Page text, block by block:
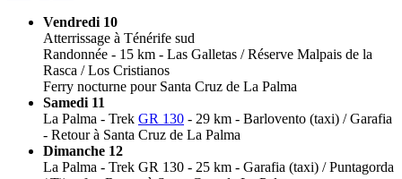
Vendredi 10
Atterrissage à Ténérife sud
Randonnée - 15 km - Las Galletas / Réserve Malpais de la
Rasca / Los Cristianos
Ferry nocturne pour Santa Cruz de La Palma
Samedi 11
La Palma - Trek GR 130 - 29 km - Barlovento (taxi) / Garafia
- Retour à Santa Cruz de La Palma
Dimanche 12
La Palma - Trek GR 130 - 25 km - Garafia (taxi) / Puntagorda